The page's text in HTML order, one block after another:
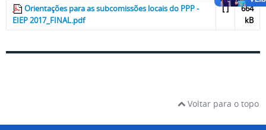
Orientações para as subcomissões locais do PPP -
EIEP 2017_FINAL.pdf
[ ]
664
kB
Voltar para o topo